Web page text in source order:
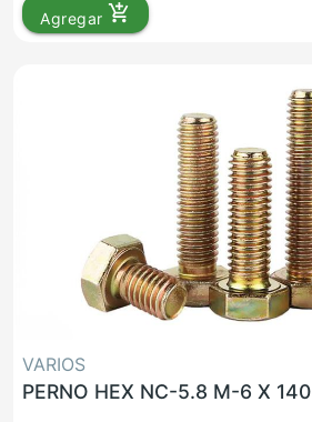
Agregar add_shopping_cart
VARIOS
PERNO HEX NC-5.8 M-6 X 140